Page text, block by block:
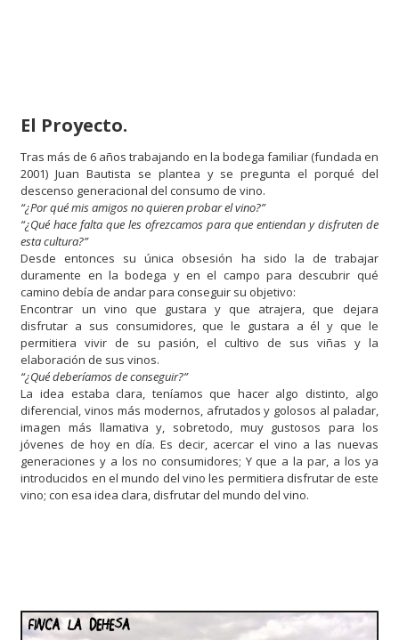
El Proyecto.
Tras más de 6 años trabajando en la bodega familiar (fundada en
2001) Juan Bautista se plantea y se pregunta el porqué del
descenso generacional del consumo de vino.
“¿Por qué mis amigos no quieren probar el vino?”
“¿Qué hace falta que les ofrezcamos para que entiendan y disfruten de
esta cultura?”
Desde entonces su única obsesión ha sido la de trabajar
duramente en la bodega y en el campo para descubrir qué
camino debía de andar para conseguir su objetivo:
Encontrar un vino que gustara y que atrajera, que dejara
disfrutar a sus consumidores, que le gustara a él y que le
permitiera vivir de su pasión, el cultivo de sus viñas y la
elaboración de sus vinos.
“¿Qué deberíamos de conseguir?”
La idea estaba clara, teníamos que hacer algo distinto, algo
diferencial, vinos más modernos, afrutados y golosos al paladar,
imagen más llamativa y, sobretodo, muy gustosos para los
jóvenes de hoy en día. Es decir, acercar el vino a las nuevas
generaciones y a los no consumidores; Y que a la par, a los ya
introducidos en el mundo del vino les permitiera disfrutar de este
vino; con esa idea clara, disfrutar del mundo del vino.